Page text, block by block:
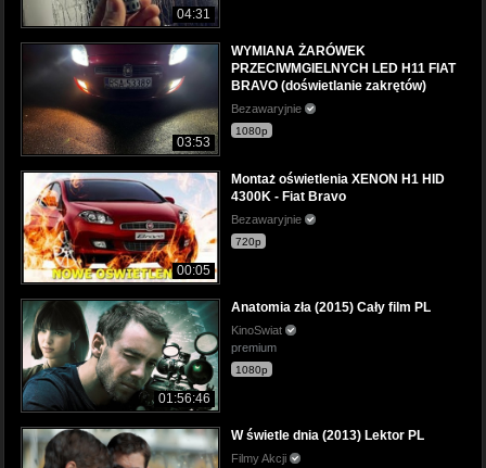
04:31
03:53
WYMIANA ŻARÓWEK
PRZECIWMGIELNYCH LED H11 FIAT
BRAVO (doświetlanie zakrętów)
Bezawaryjnie
1080p
00:05
Montaż oświetlenia XENON H1 HID
4300K - Fiat Bravo
Bezawaryjnie
720p
01:56:46
Anatomia zła (2015) Cały film PL
KinoSwiat
premium
1080p
W świetle dnia (2013) Lektor PL
Filmy Akcji